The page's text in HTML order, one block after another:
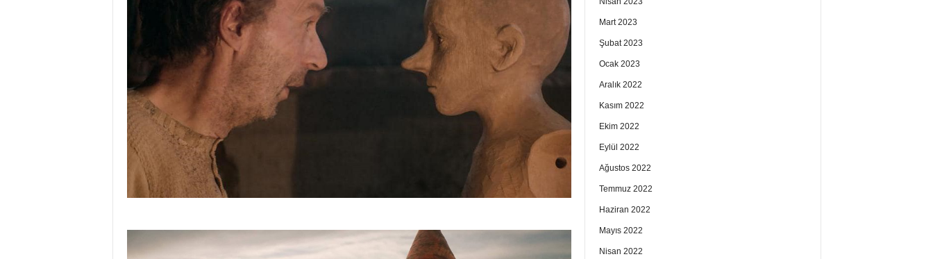
Mart 2023
Şubat 2023
Ocak 2023
Aralık 2022
Kasım 2022
Ekim 2022
Eylül 2022
Ağustos 2022
Temmuz 2022
Haziran 2022
Mayıs 2022
Nisan 2022